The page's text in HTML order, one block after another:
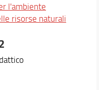
l'ambiente
risorse naturali